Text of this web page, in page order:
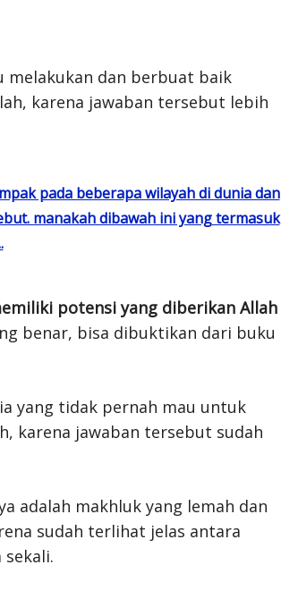
melakukan dan berbuat baik
karena jawaban tersebut lebih
pada beberapa wilayah di dunia dan
manakah dibawah ini yang termasuk
potensi yang diberikan Allah
benar, bisa dibuktikan dari buku
yang tidak pernah mau untuk
karena jawaban tersebut sudah
adalah makhluk yang lemah dan
sudah terlihat jelas antara